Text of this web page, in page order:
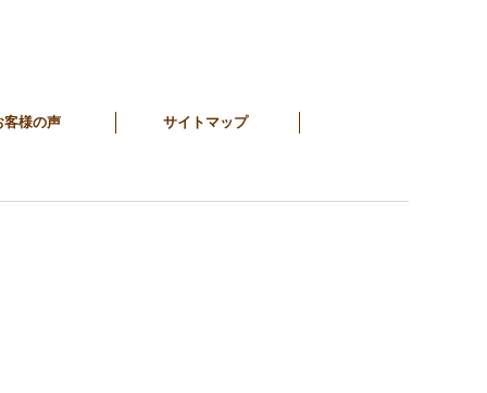
客様の声 サイトマップ